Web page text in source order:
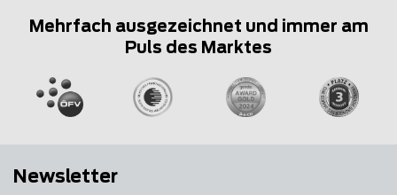
Mehrfach ausgezeichnet und immer am
Puls des Marktes
Newsletter